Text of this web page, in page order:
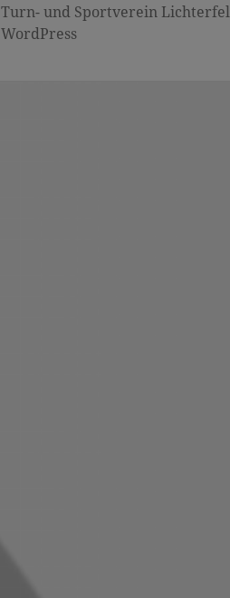
Turn- und Sportverein
WordPress